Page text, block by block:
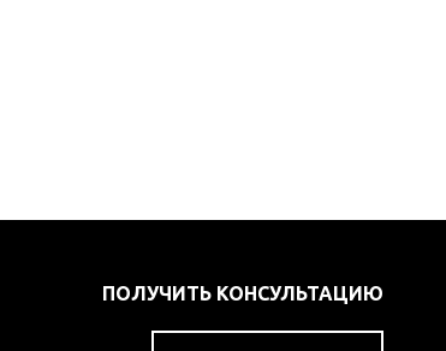
ПОЛУЧИТЬ КОНСУЛЬТАЦИЮ